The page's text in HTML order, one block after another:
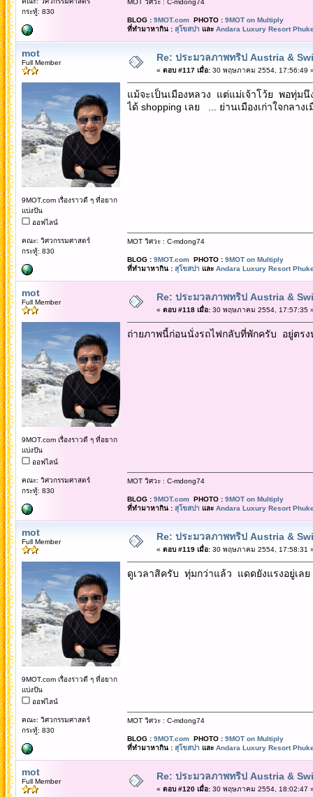
กระทู้: 830
BLOG : 9MOT.comPHOTO : 9MOT on Multiply
ที่ทำมาหากิน : สุโขสปา และ Andara Luxury Resort
mot
Full Member
9MOT.com เรื่องราวดี ๆ ที่อยาก
แบ่งปัน
ออฟไลน์
คณะ: วิศวกรรมศาสตร์
กระทู้: 830
Re: ประมวลภาพทริป Austria &
« ตอบ #117 เมื่อ:30 พฤษภาคม 2554, 17:56:49
แม้จะเป็นเมืองหลวง แต่แม่เจ้าโว้ย พอทุ่มนึ
ได้ shopping เลย ... ย่านเมืองเก่าใจกลา
MOT วิศวะ : C-mdong74
BLOG : 9MOT.comPHOTO : 9MOT on Multiply
ที่ทำมาหากิน : สุโขสปา และ Andara Luxury Resort
mot
Full Member
9MOT.com เรื่องราวดี ๆ ที่อยาก
แบ่งปัน
ออฟไลน์
คณะ: วิศวกรรมศาสตร์
กระทู้: 830
Re: ประมวลภาพทริป Austria &
« ตอบ #118 เมื่อ:30 พฤษภาคม 2554, 17:57:35
ถ่ายภาพนี้ก่อนนั่งรถไฟกลับที่พักครับ อยู่ตรง
MOT วิศวะ : C-mdong74
BLOG : 9MOT.comPHOTO : 9MOT on Multiply
ที่ทำมาหากิน : สุโขสปา และ Andara Luxury Resort
mot
Full Member
9MOT.com เรื่องราวดี ๆ ที่อยาก
แบ่งปัน
ออฟไลน์
คณะ: วิศวกรรมศาสตร์
กระทู้: 830
Re: ประมวลภาพทริป Austria &
« ตอบ #119 เมื่อ:30 พฤษภาคม 2554, 17:58:31
ดูเวลาสิครับ ทุ่มกว่าแล้ว แดดยังแรงอยู่เลย
MOT วิศวะ : C-mdong74
BLOG : 9MOT.comPHOTO : 9MOT on Multiply
ที่ทำมาหากิน : สุโขสปา และ Andara Luxury Resort
mot
Full Member Re: ประมวลภาพทริป Austria &
« ตอบ #120 เมื่อ:30 พฤษภาคม 2554, 18:02:47